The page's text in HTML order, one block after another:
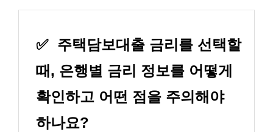
✅ 주택담보대출 금리를 선택할
때, 은행별 금리 정보를 어떻게
확인하고 어떤 점을 주의해야
하나요?